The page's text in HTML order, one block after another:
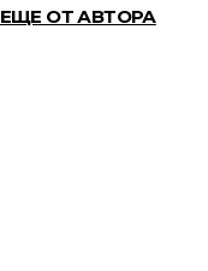
ЕЩЕ ОТ АВТОРА